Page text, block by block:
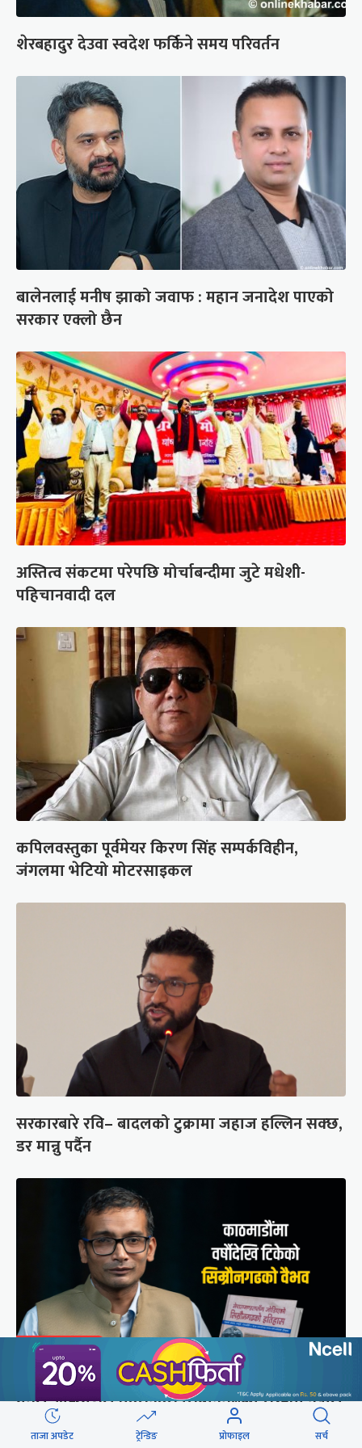
शेरबहादुर देउवा स्वदेश फर्किने समय परिवर्तन
बालेनलाई मनीष झाको जवाफ : महान जनादेश पाएको
सरकार एक्लो छैन
अस्तित्व संकटमा परेपछि मोर्चाबन्दीमा जुटे मधेशी-
पहिचानवादी दल
कपिलवस्तुका पूर्वमेयर किरण सिंह सम्पर्कविहीन,
जंगलमा भेटियो मोटरसाइकल
सरकारबारे रवि– बादलको टुक्रामा जहाज हल्लिन सक्छ,
डर मान्नु पर्दैन
मुगल आक्रमणले तहसनहस सिम्रौनगढको सभ्यता नेपाल
खाल्डोले कसरी जोगायो ?
ताजा अपडेट ट्रेन्डिङ प्रोफाइल सर्च